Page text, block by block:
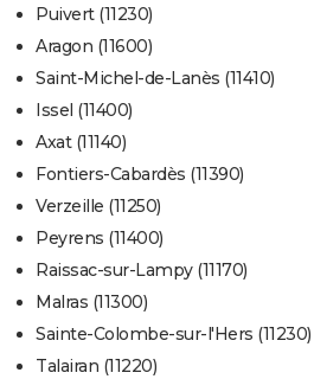
Puivert (11230)
Aragon (11600)
Saint-Michel-de-Lanès (11410)
Issel (11400)
Axat (11140)
Fontiers-Cabardès (11390)
Verzeille (11250)
Peyrens (11400)
Raissac-sur-Lampy (11170)
Malras (11300)
Sainte-Colombe-sur-l'Hers (11230)
Talairan (11220)